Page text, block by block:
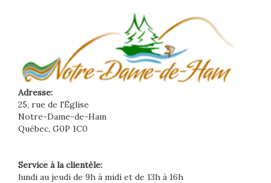
Adresse:
25, rue de l'Église
Notre-Dame-de-Ham
Québec, G0P 1C0
Service à la clientèle:
lundi au jeudi de 9h à midi et de 13h à 16h